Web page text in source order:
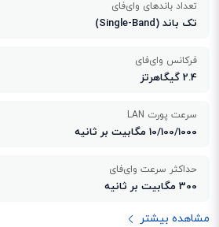
تعداد باندهای وای‌فای
تک باند (Single-Band)
فرکانس وای‌فای
2.4 گیگاهرتز
سرعت پورت LAN
10/100/1000 مگابیت بر ثانیه
حداکثر سرعت وای‌فای
300 مگابیت بر ثانیه
مشاهده بیشتر